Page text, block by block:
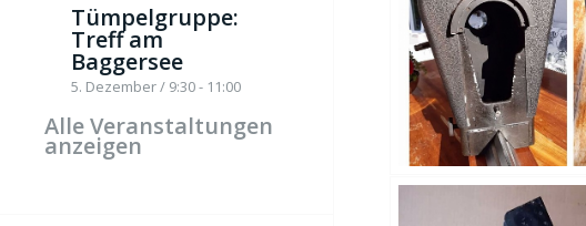
Tümpelgruppe:
Treff am
Baggersee
5. Dezember / 9:30- 11:00
Alle Veranstaltungen
anzeigen